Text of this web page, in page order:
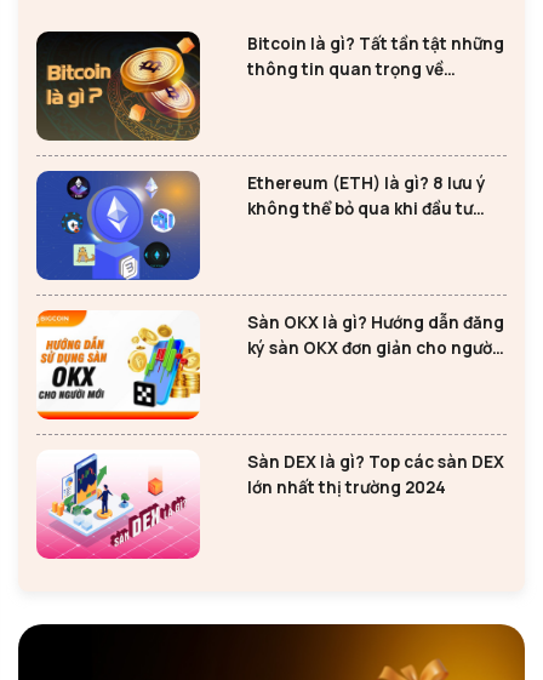
Bitcoin là gì? Tất tần tật những
thông tin quan trọng về
Ethereum (ETH) là gì? 8 lưu ý
không thể bỏ qua khi đầu tư
Sàn OKX là gì? Hướng dẫn đăng
ký sàn OKX đơn giản cho người
Sàn DEX là gì? Top các sàn DEX
lớn nhất thị trường 2024